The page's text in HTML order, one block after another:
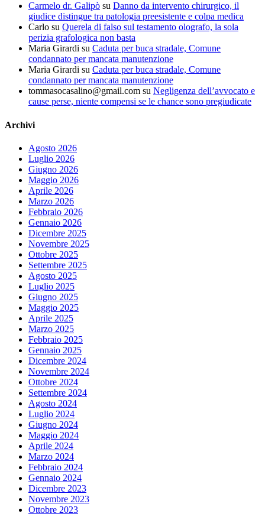
Carmelo dr. Galipò su Danno da intervento chirurgico, il
giudice distingue tra patologia preesistente e colpa medica
Carlo su Querela di falso sul testamento olografo, la sola
perizia grafologica non basta
Maria Girardi su Caduta per buca stradale, Comune
condannato per mancata manutenzione
Maria Girardi su Caduta per buca stradale, Comune
condannato per mancata manutenzione
tommasocasalino@gmail.com su Negligenza dell’avvocato e
cause perse, niente compensi se le chance sono pregiudicate
Archivi
Agosto 2026
Luglio 2026
Giugno 2026
Maggio 2026
Aprile 2026
Marzo 2026
Febbraio 2026
Gennaio 2026
Dicembre 2025
Novembre 2025
Ottobre 2025
Settembre 2025
Agosto 2025
Luglio 2025
Giugno 2025
Maggio 2025
Aprile 2025
Marzo 2025
Febbraio 2025
Gennaio 2025
Dicembre 2024
Novembre 2024
Ottobre 2024
Settembre 2024
Agosto 2024
Luglio 2024
Giugno 2024
Maggio 2024
Aprile 2024
Marzo 2024
Febbraio 2024
Gennaio 2024
Dicembre 2023
Novembre 2023
Ottobre 2023